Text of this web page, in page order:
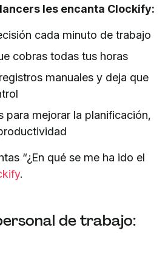
les encanta Clockify:
cada minuto de trabajo
cobras todas tus horas
manuales y deja que
para mejorar la planificación,
“¿En qué se me ha ido el
.
de trabajo: